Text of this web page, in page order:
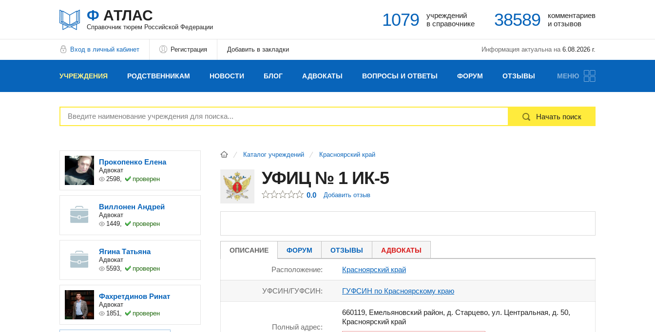
Ф АТЛАС
Справочник тюрем Российской Федерации 1079
учреждений
в справочнике
38589
комментариев
и отзывов
Информация актуальна на6.08.2026 г.
Вход в личный кабинет Регистрация Добавить в закладки
УЧРЕЖДЕНИЯ РОДСТВЕННИКАМ НОВОСТИ БЛОГ АДВОКАТЫ ВОПРОСЫ И ОТВЕТЫ ФОРУМ ОТЗЫВЫ
РЕКЛАМОДАТЕЛЯМ
МЕНЮ
Начать поиск
Каталог учреждений Красноярский край
УФИЦ № 1 ИК-5
0.0 Добавить отзыв
ОПИСАНИЕ ФОРУМ ОТЗЫВЫ АДВОКАТЫ
Расположение: Красноярский край
УФСИН/ГУФСИН: ГУФСИН по Красноярскому краю
Полный адрес:
660119, Емельяновский район, д. Старцево, ул. Центральная, д. 50,
Красноярский край
Прокопенко Елена
Адвокат
2598,
проверен
Виллонен Андрей
Адвокат
1449,
проверен
Ягина Татьяна
Адвокат
5593,
проверен
Фахретдинов Ринат
Адвокат
1851,
проверен